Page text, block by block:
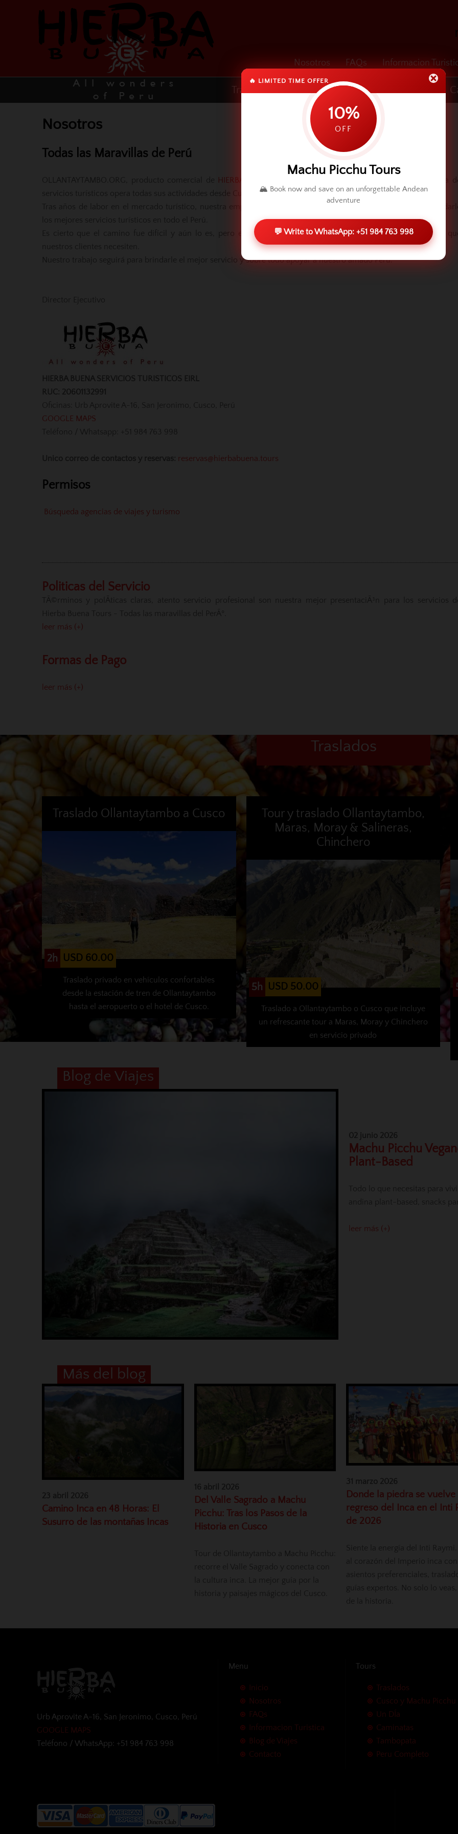
🔥 LIMITED TIME OFFER
10%
OFF
Machu Picchu Tours
🏔️ Book now and save on an unforgettable Andean
adventure
💬 Write to WhatsApp: +51 984 763 998
Nosotros FAQs Informacion
Cusco y Machu Picchu
Traslados
Nosotros
Todas las Maravillas de Perú
HIERBA BUENA SERVICIOS TURISTICOS EIRL
servicios turísticos opera todas sus actividades desde Cusco, La Capital Arqueológica de América.
Es cierto que el camino fue difícil y aún lo es, pero estamos motivados para solucionar cualquier necesidad
Nuestro trabajo seguirá para brindarle el mejor servicio y sobre todo apoyar a nuestro amado Perú.
GOOGLE MAPS
reservas@hierbabuena.tours
Permisos
Búsqueda agencias de viajes y turismo
Politicas del Servicio
leer más (+)
Formas de Pago
leer más (+)
Traslados
Traslado Ollantaytambo a Cusco
2h USD 60.00
Traslado privado en vehículos confortables
desde la estación de tren de Ollantaytambo
hasta el aeropuerto o el hotel de Cusco.
Tour y traslado Ollantaytambo,
Maras, Moray & Salineras,
Chinchero
5h USD 50.00
Traslado a Ollantaytambo o Cusco que incluye
un refrescante tour a Maras, Moray y Chinchero
en servicio privado
Blog de Viajes
Machu Picchu
Plant-Based
leer más (+)
Más del blog
Camino Inca en 48 Horas: El
Susurro de las montañas Incas
Del Valle Sagrado a Machu
Picchu: Tras los Pasos de la
Historia en Cusco
Donde la piedra se
regreso del Inca en el Inti
de 2026
Urb Aprovite A-16, San Jeronimo, Cusco, Perú
GOOGLE MAPS
Teléfono / WhatsApp: +51 984 763 998
Menu
Inicio
Nosotros
FAQs
Informacion Turistica
Blog de Viajes
Contacto
Tours
Traslados
Cusco y Machu Picchu
Un DÍa
Caminatas
Tambopata
Peru Completo